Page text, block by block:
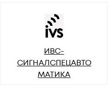
ИВС-
СИГНАЛСПЕЦАВТО
МАТИКА